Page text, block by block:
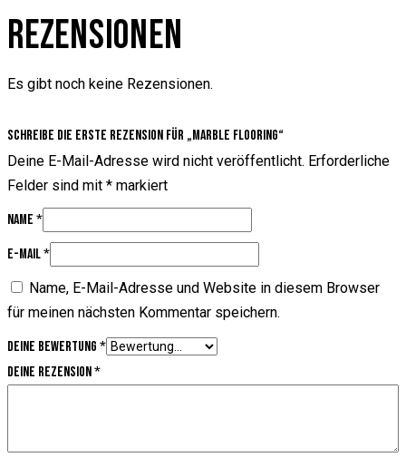
REZENSIONEN
Es gibt noch keine Rezensionen.
Schreibe die erste Rezension für „Marble flooring“
Deine E-Mail-Adresse wird nicht veröffentlicht. Erforderliche
Felder sind mit * markiert
Name *
E-Mail*
Name, E-Mail-Adresse und Website in diesem Browser
für meinen nächsten Kommentar speichern.
Deine Bewertung *
Deine Rezension*